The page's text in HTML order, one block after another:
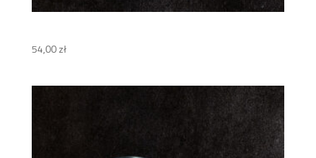
54,00zł